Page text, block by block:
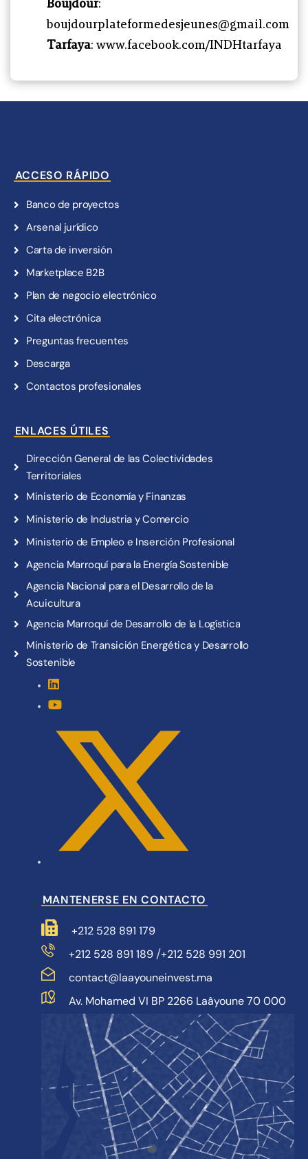
Boujdour:
boujdourplateformedesjeunes@gmail.com
Tarfaya: www.facebook.com/INDHtarfaya
ACCESO RÁPIDO
Banco de proyectos
Arsenal jurídico
Carta de inversión
Marketplace B2B
Plan de negocio electrónico
Cita electrónica
Preguntas frecuentes
Descarga
Contactos profesionales
ENLACES ÚTILES
Dirección General de las Colectividades
Territoriales
Ministerio de Economía y Finanzas
Ministerio de Industria y Comercio
Ministerio de Empleo e Inserción Profesional
Agencia Marroquí para la Energía Sostenible
Agencia Nacional para el Desarrollo de la
Acuicultura
Agencia Marroquí de Desarrollo de la Logística
Ministerio de Transición Energética y Desarrollo
Sostenible
MANTENERSE EN CONTACTO
+212 528 891 179
+212 528 891 189/+212 528 991 201
contact@laayouneinvest.ma
Av. Mohamed VI BP 2266 Laâyoune 70 000